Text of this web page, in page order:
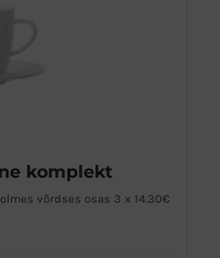
komplekt
võrdses osas 3 x 14.30€